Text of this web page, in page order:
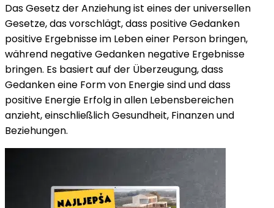
Das Gesetz der Anziehung ist eines der universellen
Gesetze, das vorschlägt, dass positive Gedanken
positive Ergebnisse im Leben einer Person bringen,
während negative Gedanken negative Ergebnisse
bringen. Es basiert auf der Überzeugung, dass
Gedanken eine Form von Energie sind und dass
positive Energie Erfolg in allen Lebensbereichen
anzieht, einschließlich Gesundheit, Finanzen und
Beziehungen.